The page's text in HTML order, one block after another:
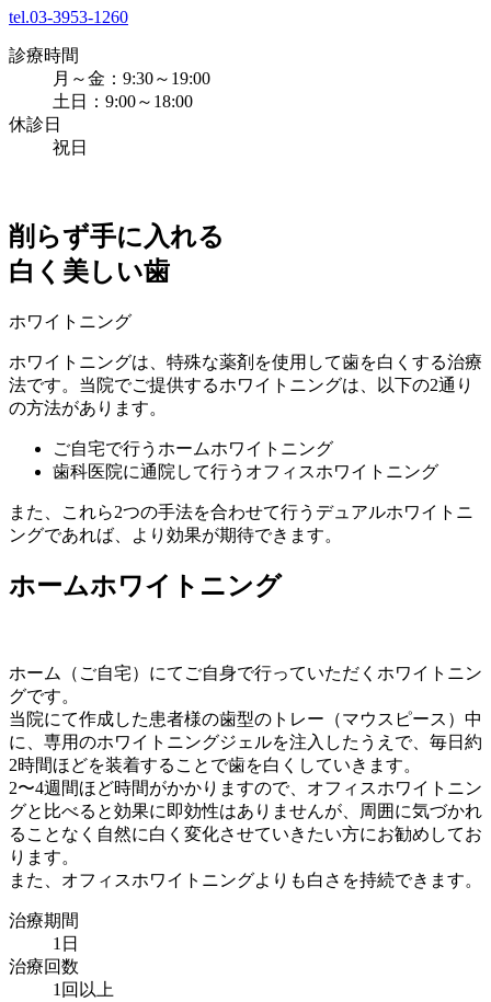
tel.03-3953-1260
診療時間
月～金：9:30～19:00
土日：9:00～18:00
休診日
祝日
削らず手に入れる
白く美しい歯
ホワイトニング
ホワイトニングは、特殊な薬剤を使用して歯を白くする治療
法です。当院でご提供するホワイトニングは、以下の2通り
の方法があります。
ご自宅で行うホームホワイトニング
歯科医院に通院して行うオフィスホワイトニング
また、これら2つの手法を合わせて行うデュアルホワイトニ
ングであれば、より効果が期待できます。
ホームホワイトニング
ホーム（ご自宅）にてご自身で行っていただくホワイトニン
グです。
当院にて作成した患者様の歯型のトレー（マウスピース）中
に、専用のホワイトニングジェルを注入したうえで、毎日約
2時間ほどを装着することで歯を白くしていきます。
2〜4週間ほど時間がかかりますので、オフィスホワイトニン
グと比べると効果に即効性はありませんが、周囲に気づかれ
ることなく自然に白く変化させていきたい方にお勧めしてお
ります。
また、オフィスホワイトニングよりも白さを持続できます。
治療期間
1日
治療回数
1回以上